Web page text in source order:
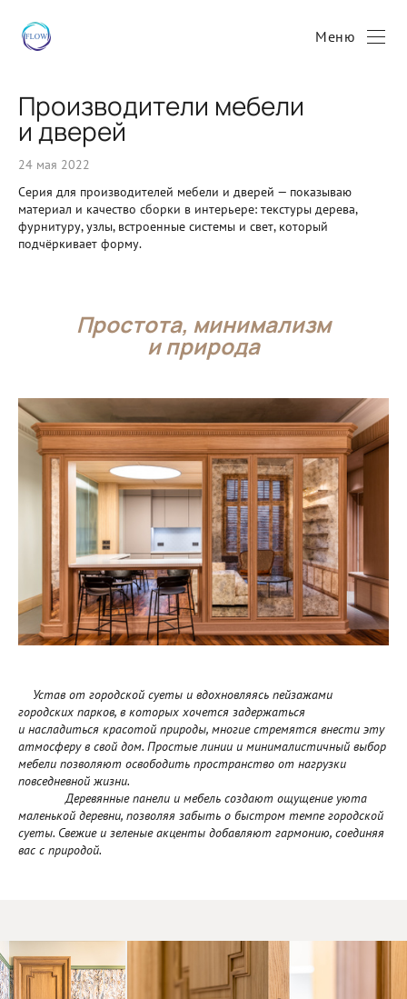
Меню
Производители мебели
и дверей
24 мая 2022
Серия для производителей мебели и дверей — показываю
материал и качество сборки в интерьере: текстуры дерева,
фурнитуру, узлы, встроенные системы и свет, который
подчёркивает форму.
Простота, минимализм
и природа
Устав от городской суеты и вдохновляясь пейзажами
городских парков, в которых хочется задержаться
и насладиться красотой природы, многие стремятся внести эту
атмосферу в свой дом. Простые линии и минималистичный выбор
мебели позволяют освободить пространство от нагрузки
повседневной жизни.
Деревянные панели и мебель создают ощущение уюта
маленькой деревни, позволяя забыть о быстром темпе городской
суеты. Свежие и зеленые акценты добавляют гармонию, соединяя
вас с природой.